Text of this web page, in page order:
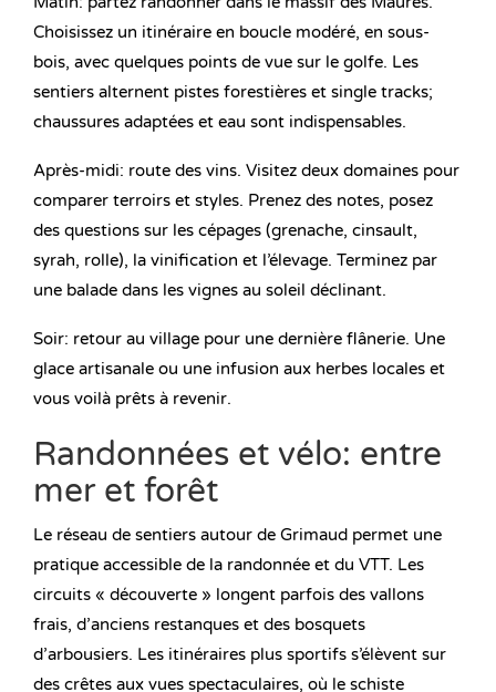
Choisissez un itinéraire en boucle modéré, en sous-
bois, avec quelques points de vue sur le golfe. Les
sentiers alternent pistes forestières et single tracks;
chaussures adaptées et eau sont indispensables.
Après-midi: route des vins. Visitez deux domaines pour
comparer terroirs et styles. Prenez des notes, posez
des questions sur les cépages (grenache, cinsault,
syrah, rolle), la vinification et l’élevage. Terminez par
une balade dans les vignes au soleil déclinant.
Soir: retour au village pour une dernière flânerie. Une
glace artisanale ou une infusion aux herbes locales et
vous voilà prêts à revenir.
Randonnées et vélo: entre
mer et forêt
Le réseau de sentiers autour de Grimaud permet une
pratique accessible de la randonnée et du VTT. Les
circuits « découverte » longent parfois des vallons
frais, d’anciens restanques et des bosquets
d’arbousiers. Les itinéraires plus sportifs s’élèvent sur
des crêtes aux vues spectaculaires, où le schiste